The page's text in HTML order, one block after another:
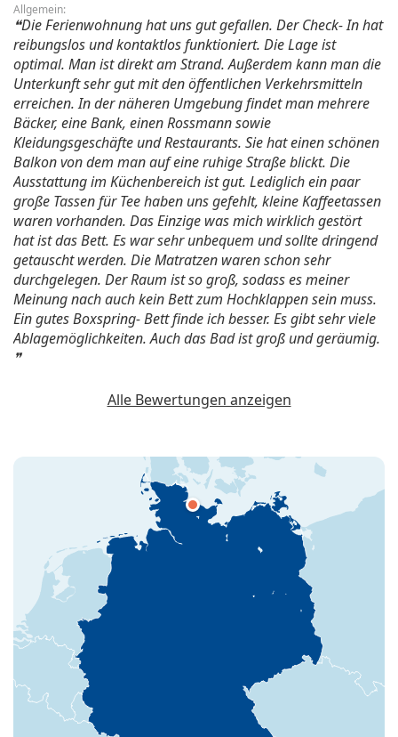
Allgemein:
Die Ferienwohnung hat uns gut gefallen. Der Check- In hat
reibungslos und kontaktlos funktioniert. Die Lage ist
optimal. Man ist direkt am Strand. Außerdem kann man die
Unterkunft sehr gut mit den öffentlichen Verkehrsmitteln
erreichen. In der näheren Umgebung findet man mehrere
Bäcker, eine Bank, einen Rossmann sowie
Kleidungsgeschäfte und Restaurants. Sie hat einen schönen
Balkon von dem man auf eine ruhige Straße blickt. Die
Ausstattung im Küchenbereich ist gut. Lediglich ein paar
große Tassen für Tee haben uns gefehlt, kleine Kaffeetassen
waren vorhanden. Das Einzige was mich wirklich gestört
hat ist das Bett. Es war sehr unbequem und sollte dringend
getauscht werden. Die Matratzen waren schon sehr
durchgelegen. Der Raum ist so groß, sodass es meiner
Meinung nach auch kein Bett zum Hochklappen sein muss.
Ein gutes Boxspring- Bett finde ich besser. Es gibt sehr viele
Ablagemöglichkeiten. Auch das Bad ist groß und geräumig.
Alle Bewertungen anzeigen